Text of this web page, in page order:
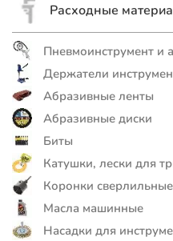
Расходные
Пневмоинструмент и
Держатели
Абразивные ленты
Абразивные диски
Биты
Катушки, лески для
Коронки сверлильные
Масла машинные
Насадки для